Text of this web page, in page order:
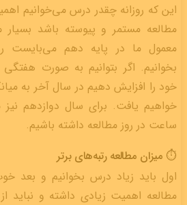
این که روزانه چقدر درس می‌خوانیم
مطالعه مستمر و پیوسته باشد
معمول ما در پایه دهم
بخوانیم. اگر بتوانیم به صورت هفتگی
خود را افزایش دهیم در سال آخر به
ساعت در روز مطالعه داشته باشیم.
⏱ میزان مطالعه رتبه‌های برتر
اول باید زیاد درس بخوانیم و بعد
مطالعه اهمیت زیادی داشته و نباید